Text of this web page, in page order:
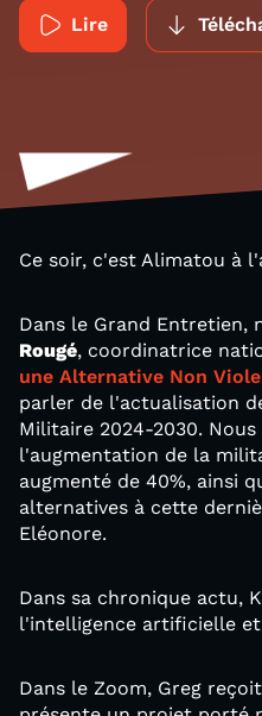
Lire
Ce soir, c'est Alimatou à
Dans le Grand Entretien,
Rougé, coordinatrice
une Alternative Non
parler de l'actualisation
Militaire 2024-2030.
l'augmentation de la
augmenté de 40%, ainsi
alternatives à cette
Eléonore.
Dans sa chronique actu,
l'intelligence artificielle et
Dans le Zoom, Greg reçoit